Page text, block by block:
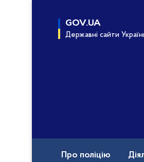
GOV.UA
Державні сайти
Про поліцію